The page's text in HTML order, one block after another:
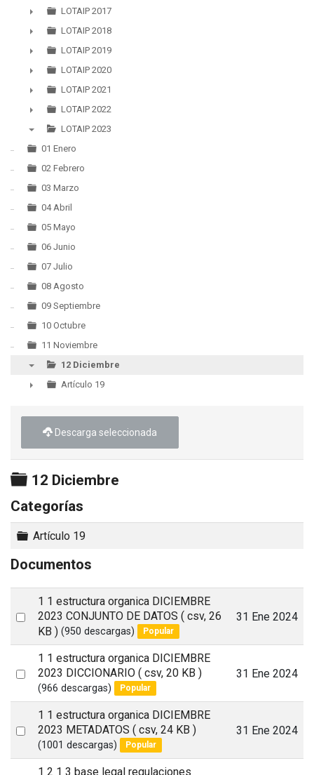
►
►
LOTAIP 2017
►
LOTAIP 2018
►
LOTAIP 2019
►
LOTAIP 2020
►
LOTAIP 2021
►
LOTAIP 2022
▼
LOTAIP 2023
01 Enero
02 Febrero
03 Marzo
04 Abril
05 Mayo
06 Junio
07 Julio
08 Agosto
09 Septiembre
10 Octubre
11 Noviembre
▼
12 Diciembre
Artículo 19
Descarga seleccionada
Carpeta
12 Diciembre
Categorías
Carpeta
Artículo 19
Documentos
Select
1 1 estructura organica DICIEMBRE
2023 CONJUNTO DE DATOS ( csv, 26
KB ) (950 descargas) Popular
31 Ene 2024
Select
1 1 estructura organica DICIEMBRE
2023 DICCIONARIO ( csv, 20 KB )
(966 descargas) Popular
31 Ene 2024
Select
1 1 estructura organica DICIEMBRE
2023 METADATOS ( csv, 24 KB )
(1001 descargas) Popular
31 Ene 2024
1 2 1 3 base legal regulaciones